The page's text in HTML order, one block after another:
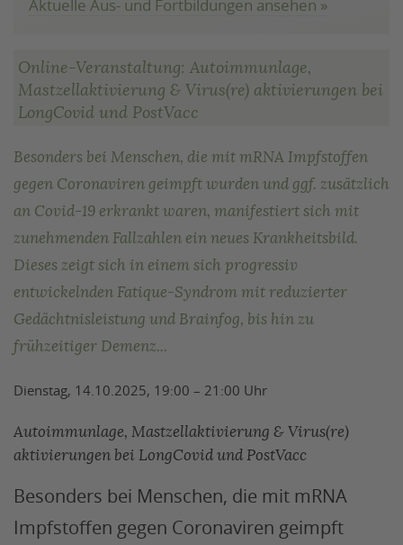
Aktuelle Aus- und Fortbildungen ansehen »
Online-Veranstaltung: Autoimmunlage,
Mastzellaktivierung & Virus(re) aktivierungen bei
LongCovid und PostVacc
Besonders bei Menschen, die mit mRNA Impfstoffen
gegen Coronaviren geimpft wurden und ggf. zusätzlich
an Covid-19 erkrankt waren, manifestiert sich mit
zunehmenden Fallzahlen ein neues Krankheitsbild.
Dieses zeigt sich in einem sich progressiv
entwickelnden Fatique-Syndrom mit reduzierter
Gedächtnisleistung und Brainfog, bis hin zu
frühzeitiger Demenz...
Dienstag, 14.10.2025, 19:00 – 21:00 Uhr
Autoimmunlage, Mastzellaktivierung & Virus(re)
aktivierungen bei LongCovid und PostVacc
Besonders bei Menschen, die mit mRNA
Impfstoffen gegen Coronaviren geimpft